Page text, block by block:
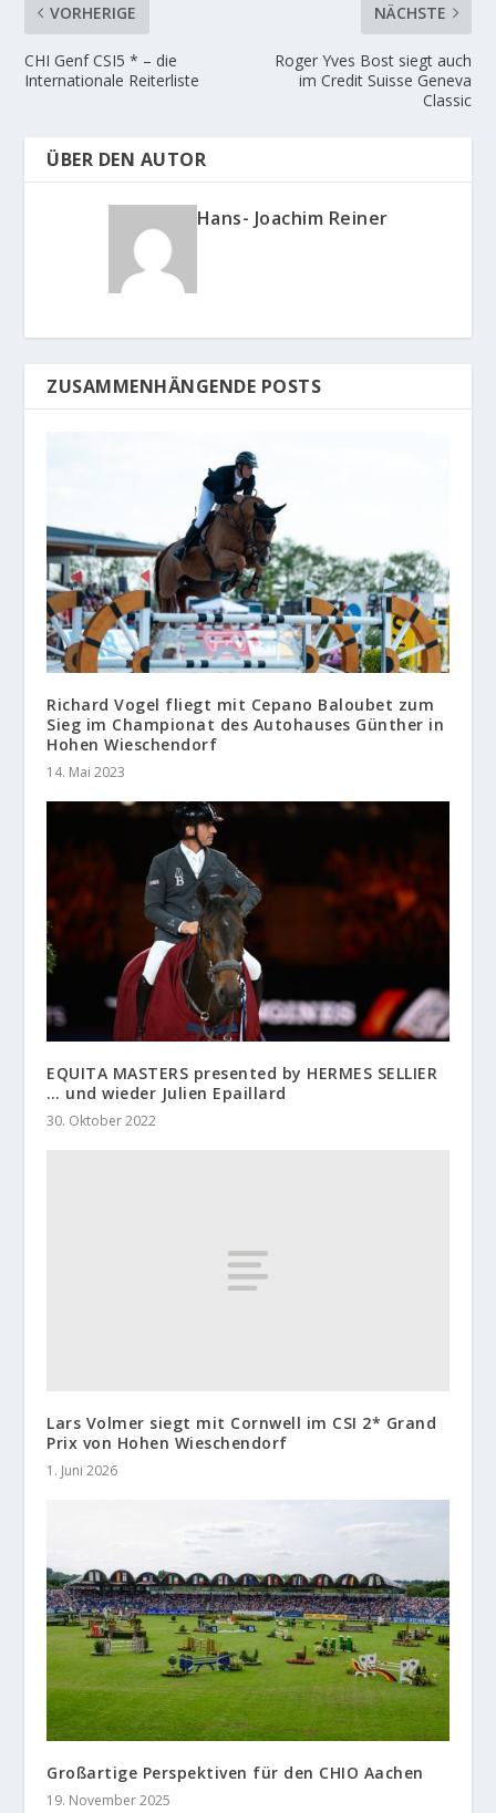
VORHERIGE
CHI Genf CSI5 * – die
Internationale Reiterliste
NÄCHSTE
Roger Yves Bost siegt auch
im Credit Suisse Geneva
Classic
ÜBER DEN AUTOR
Hans- Joachim Reiner
ZUSAMMENHÄNGENDE POSTS
Richard Vogel fliegt mit Cepano Baloubet zum
Sieg im Championat des Autohauses Günther in
Hohen Wieschendorf
14. Mai 2023
EQUITA MASTERS presented by HERMES SELLIER
… und wieder Julien Epaillard
30. Oktober 2022
Lars Volmer siegt mit Cornwell im CSI 2* Grand
Prix von Hohen Wieschendorf
1. Juni 2026
Großartige Perspektiven für den CHIO Aachen
19. November 2025